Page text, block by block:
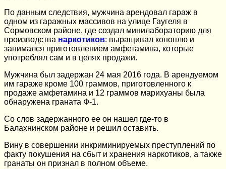
По данным следствия, мужчина арендовал гараж в
одном из гаражных массивов на улице Гаугеля в
Сормовском районе, где создал минилабораторию для
производства наркотиков: выращивал коноплю и
занимался приготовлением амфетамина, которые
употреблял сам и в целях продажи.
Мужчина был задержан 24 мая 2016 года. В арендуемом
им гараже кроме 100 граммов, приготовленного к
продаже амфетамина и 12 граммов марихуаны была
обнаружена граната Ф-1.
Со слов задержанного ее он нашел где-то в
Балахнинском районе и решил оставить.
Вину в совершении инкриминируемых преступлений по
факту покушения на сбыт и хранения наркотиков, а также
гранаты он признал в полном объеме.